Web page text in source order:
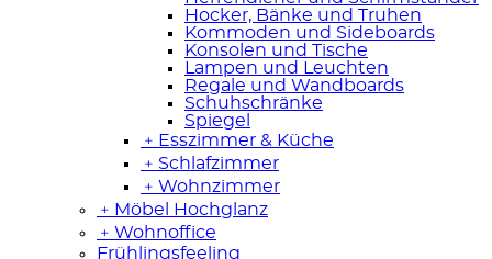
Hocker, Bänke und Truhen
Kommoden und Sideboards
Konsolen und Tische
Lampen und Leuchten
Regale und Wandboards
Schuhschränke
Spiegel
﹢ Esszimmer & Küche
﹢ Schlafzimmer
﹢ Wohnzimmer
﹢ Möbel Hochglanz
﹢ Wohnoffice
Frühlingsfeeling